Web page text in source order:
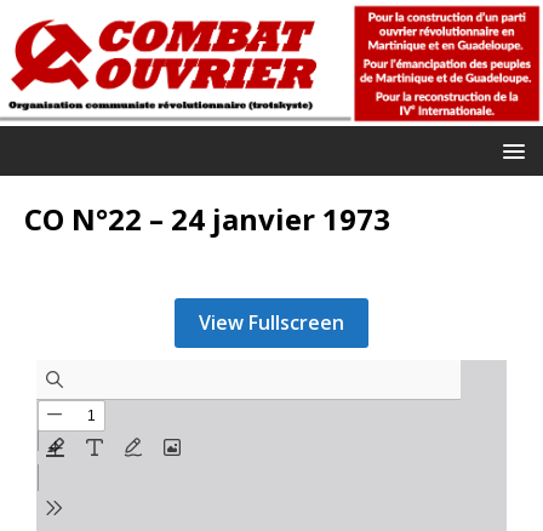
CO N°22 – 24 janvier 1973
View Fullscreen